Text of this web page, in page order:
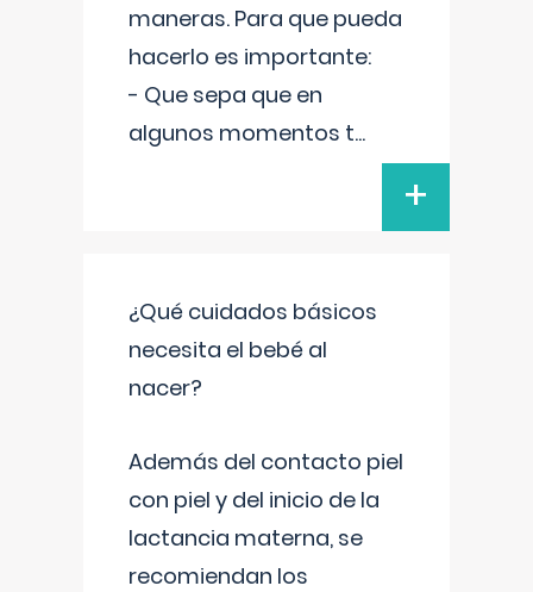
maneras. Para que pueda
hacerlo es importante:
- Que sepa que en
algunos momentos t...
+
¿Qué cuidados básicos
necesita el bebé al
nacer?
Además del contacto piel
con piel y del inicio de la
lactancia materna, se
recomiendan los